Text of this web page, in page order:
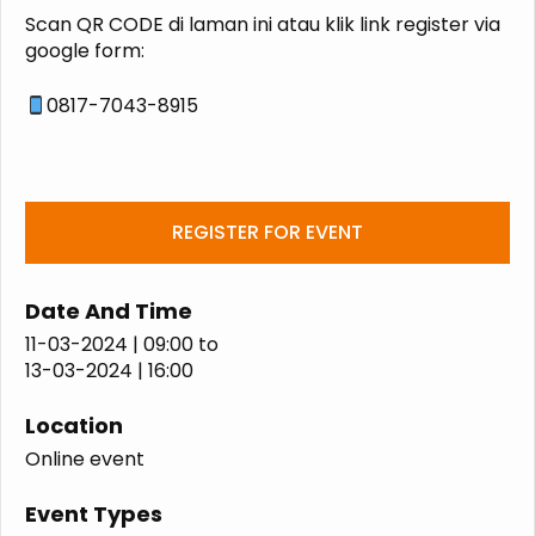
Scan QR CODE di laman ini atau klik link register via
google form:
0817-7043-8915
REGISTER FOR EVENT
Date And Time
11-03-2024 | 09:00 to
13-03-2024 | 16:00
Location
Online event
Event Types